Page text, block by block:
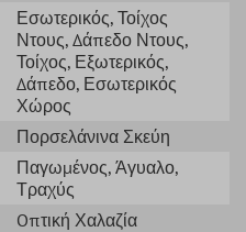
Εσωτερικός, Τοίχος
Ντους, Δάπεδο Ντους,
Τοίχος, Εξωτερικός,
Δάπεδο, Εσωτερικός
Χώρος
Πορσελάνινα Σκεύη
Παγωμένος, Άγυαλο,
Τραχύς
Oπτική Χαλαζία